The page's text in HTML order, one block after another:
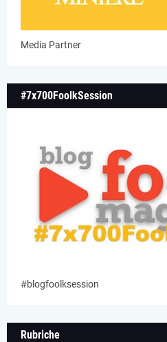
Media Partner
#7x700FoolkSession
#blogfoolksession
Rubriche